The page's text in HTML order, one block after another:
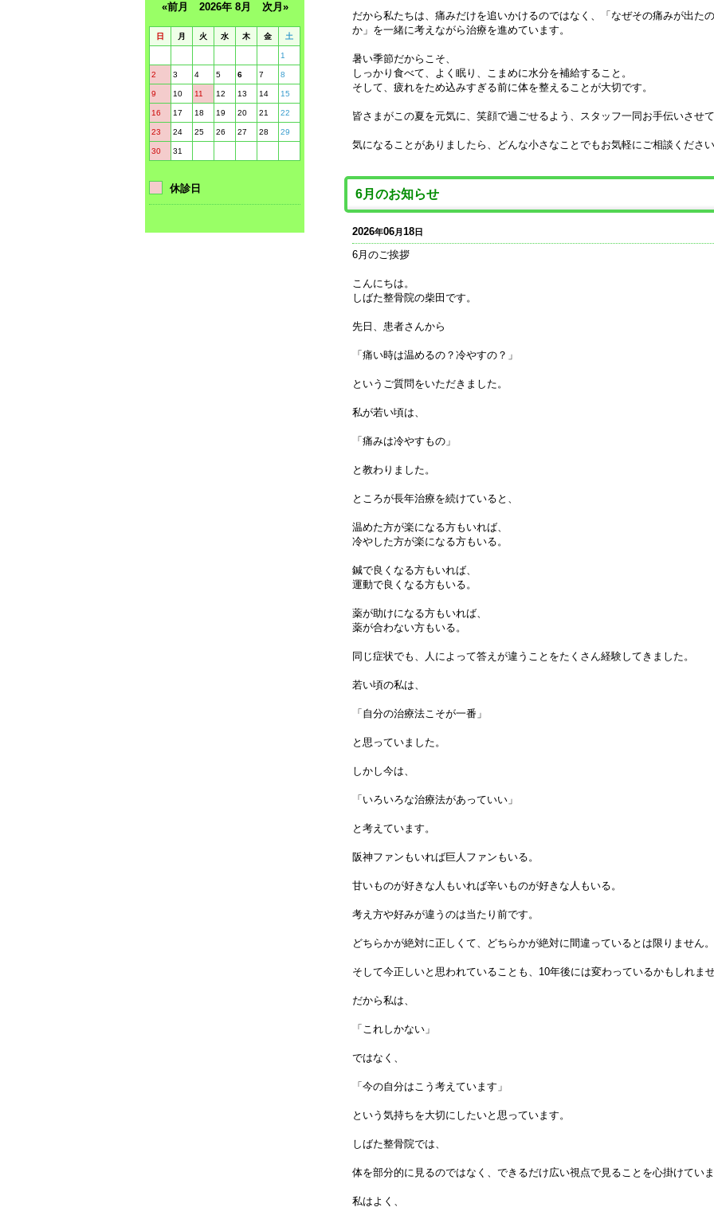
«前月 2026年 8月 次月»
日 月 火 水 木 金 土
1
2 3 4 5 6 7 8
9 10 11 12 13 14 15
16 17 18 19 20 21 22
23 24 25 26 27 28 29
30 31
休診日
だから私たちは、痛みだけを追いかけるのではなく、「なぜその痛みが出た
か」を一緒に考えながら治療を進めています。
暑い季節だからこそ、
しっかり食べて、よく眠り、こまめに水分を補給すること。
そして、疲れをため込みすぎる前に体を整えることが大切です。
皆さまがこの夏を元気に、笑顔で過ごせるよう、スタッフ一同お手伝いさせて
気になることがありましたら、どんな小さなことでもお気軽にご相談ください
6月のお知らせ
2026年06月18日
6月のご挨拶
こんにちは。
しばた整骨院の柴田です。
先日、患者さんから
「痛い時は温めるの？冷やすの？」
というご質問をいただきました。
私が若い頃は、
「痛みは冷やすもの」
と教わりました。
ところが長年治療を続けていると、
温めた方が楽になる方もいれば、
冷やした方が楽になる方もいる。
鍼で良くなる方もいれば、
運動で良くなる方もいる。
薬が助けになる方もいれば、
薬が合わない方もいる。
同じ症状でも、人によって答えが違うことをたくさん経験してきました。
若い頃の私は、
「自分の治療法こそが一番」
と思っていました。
しかし今は、
「いろいろな治療法があっていい」
と考えています。
阪神ファンもいれば巨人ファンもいる。
甘いものが好きな人もいれば辛いものが好きな人もいる。
考え方や好みが違うのは当たり前です。
どちらかが絶対に正しくて、どちらかが絶対に間違っているとは限りません。
そして今正しいと思われていることも、10年後には変わっているかもしれませ
だから私は、
「これしかない」
ではなく、
「今の自分はこう考えています」
という気持ちを大切にしたいと思っています。
しばた整骨院では、
体を部分的に見るのではなく、できるだけ広い視点で見ることを心掛けていま
私はよく、